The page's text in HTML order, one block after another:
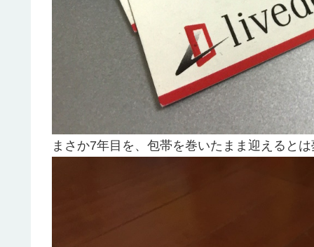
まさか7年目を、包帯を巻いたまま迎えると